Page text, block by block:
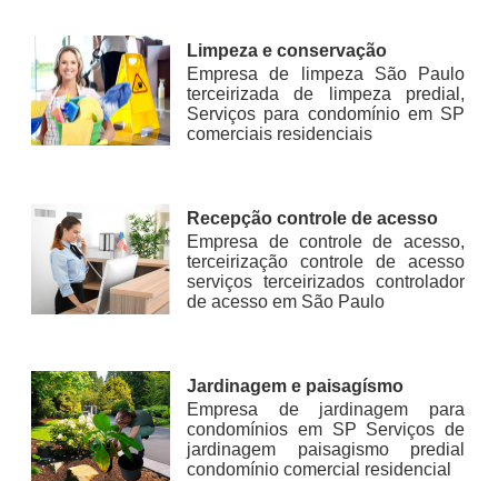
Limpeza e conservação
Empresa de limpeza São Paulo
terceirizada de limpeza predial,
Serviços para condomínio em SP
comerciais residenciais
Recepção controle de acesso
Empresa de controle de acesso,
terceirização controle de acesso
serviços terceirizados controlador
de acesso em São Paulo
Jardinagem e paisagísmo
Empresa de jardinagem para
condomínios em SP Serviços de
jardinagem paisagismo predial
condomínio comercial residencial